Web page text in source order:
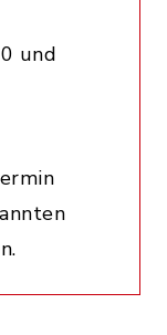
und